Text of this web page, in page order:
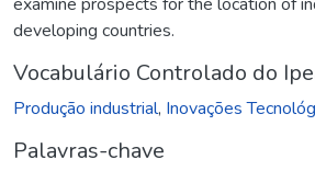
developing countries.
Vocabulário Controlado do
Produção industrial, Inovações
Palavras-chave